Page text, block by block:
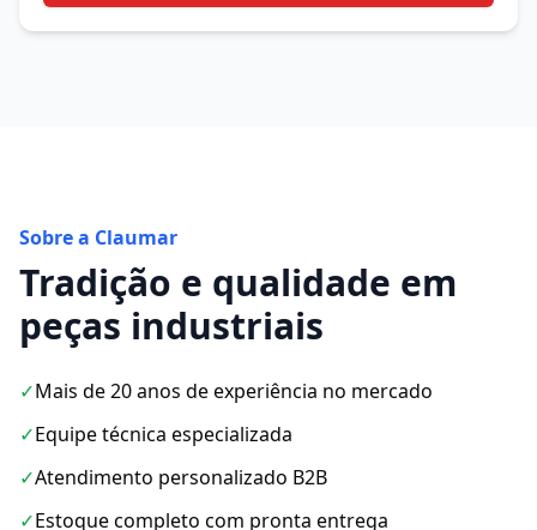
Sobre a Claumar
Tradição e qualidade em
peças industriais
✓Mais de 20 anos de experiência no mercado
✓Equipe técnica especializada
✓Atendimento personalizado B2B
✓Estoque completo com pronta entrega